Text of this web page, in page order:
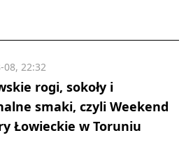
rogi, sokoły i
smaki, czyli Weekend
Łowieckie w Toruniu
08, 22:32